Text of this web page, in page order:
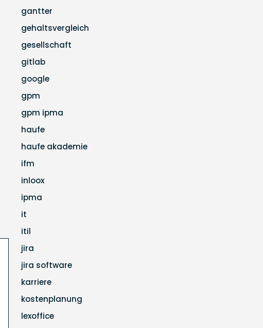
gantter
gehaltsvergleich
gesellschaft
gitlab
google
gpm
gpm ipma
haufe
haufe akademie
ifm
inloox
ipma
it
itil
jira
jira software
karriere
kostenplanung
lexoffice